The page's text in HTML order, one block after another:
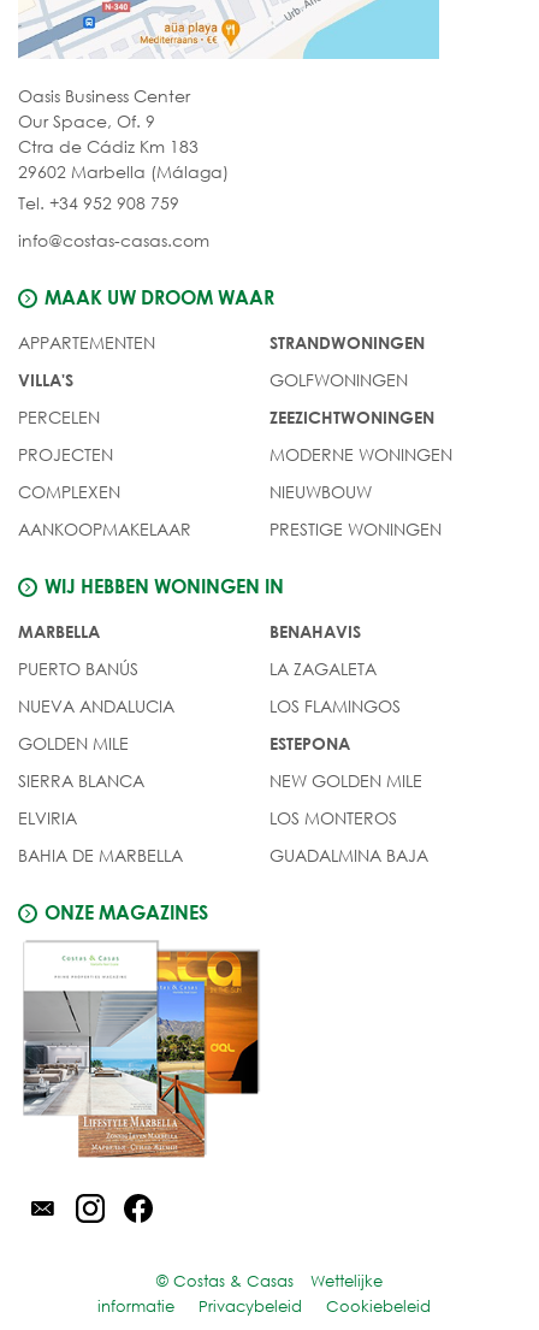
Oasis Business Center
Our Space, Of. 9
Ctra de Cádiz Km 183
29602 Marbella (Málaga)
Tel. +34 952 908 759
info@costas-casas.com
MAAK UW DROOM WAAR
APPARTEMENTEN
VILLA'S
PERCELEN
PROJECTEN
COMPLEXEN
AANKOOPMAKELAAR
STRANDWONINGEN
GOLFWONINGEN
ZEEZICHTWONINGEN
MODERNE WONINGEN
NIEUWBOUW
PRESTIGE WONINGEN
WIJ HEBBEN WONINGEN IN
MARBELLA
PUERTO BANÚS
NUEVA ANDALUCIA
GOLDEN MILE
SIERRA BLANCA
ELVIRIA
BAHIA DE MARBELLA
BENAHAVIS
LA ZAGALETA
LOS FLAMINGOS
ESTEPONA
NEW GOLDEN MILE
LOS MONTEROS
GUADALMINA BAJA
ONZE MAGAZINES
© Costas & Casas
Wettelijke
informatie
Privacybeleid Cookiebeleid